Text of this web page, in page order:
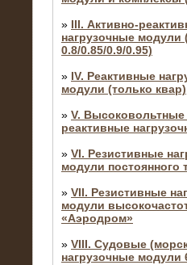
» III. Активно-
нагрузочные модули
0.8/0.85/0.9/0.95)
» IV. Реактивные
модули (только квар)
» V. Высоковольтные
реактивные
» VI. Резистивные
модули постоянного
» VII. Резистивные
модули
«Аэродром»
» VIII. Судовые
нагрузочные модули